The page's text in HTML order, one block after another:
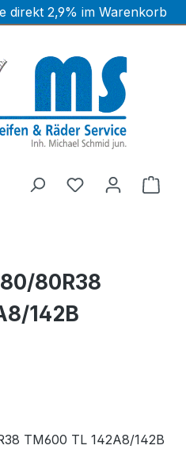
direkt 2,9% im Warenkorb
80R38
142B